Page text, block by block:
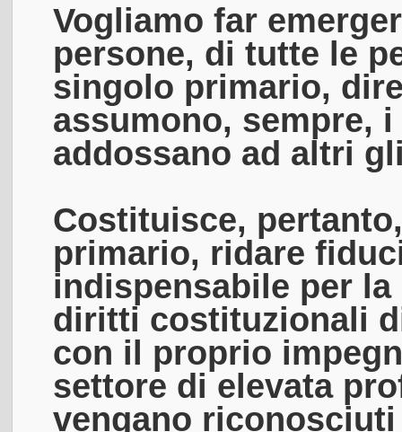
Vogliamo far
persone, di tutte le
singolo primario,
assumono, sempre,
addossano ad altri
Costituisce,
primario, ridare
indispensabile per
diritti costituzionali
con il proprio
settore di elevata
vengano